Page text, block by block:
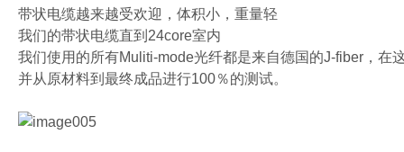
带状电缆越来越受欢迎，体积小，重量轻
我们的带状电缆直到24core室内
我们使用的所有Muliti-mode光纤都是来自德国的J-fiber，在
并从原材料到最终成品进行100％的测试。